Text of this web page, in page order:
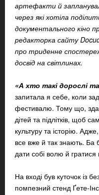
артефакти й
через які хотіла
документального кіно
редакторка сайту
про триденне
досвід на світлинах.
«А хто такі дорослі
запитала я себе, коли
фестивалю. Тому що,
дітей та підлітків, щоб
культуру та історію.
все вже й так знають.
дати собі волю й гратися
На вході був куточок із
помпезний стенд Ґете-